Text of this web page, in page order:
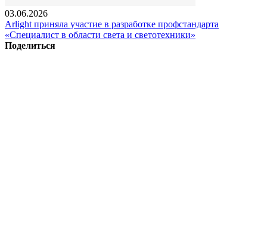
03.06.2026
Arlight приняла участие в разработке профстандарта
«Специалист в области света и светотехники»
Поделиться